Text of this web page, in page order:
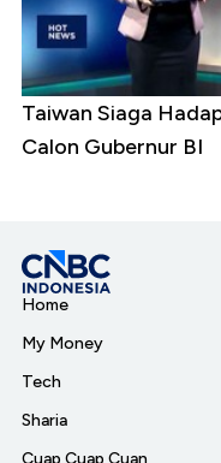
Taiwan Siaga
Calon Gubernur BI
Home
My Money
Tech
Sharia
Cuap Cuap Cuan